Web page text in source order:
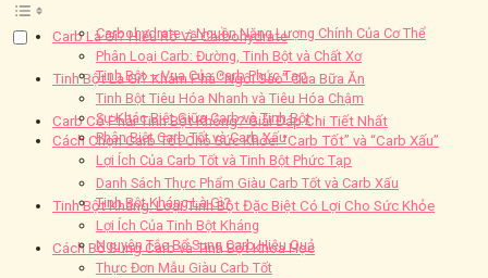
Carb Là Gì? Hiểu Rõ Về Carbohydrate
Carbohydrate – Nguồn Năng Lượng Chính Của Cơ Thể
Phân Loại Carb: Đường, Tinh Bột và Chất Xơ
Tinh Bột Là Gì? Khám Phá “Ngôi Sao” Của Bữa Ăn
Tinh Bột – Vua Của Carb Phức Tạp
Tinh Bột Tiêu Hóa Nhanh và Tiêu Hóa Chậm
Carb Có Phải Tinh Bột Không? Giải Đáp Chi Tiết Nhất
Sự Khác Biệt Giữa Carb và Tinh Bột
Cách Chọn Carb Tốt Cho Sức Khỏe: “Carb Tốt” và “Carb Xấu”
Phân Biệt Carb Tốt và Carb Xấu
Lợi Ích Của Carb Tốt và Tinh Bột Phức Tạp
Danh Sách Thực Phẩm Giàu Carb Tốt và Carb Xấu
Tinh Bột Kháng: Loại Tinh Bột Đặc Biệt Có Lợi Cho Sức Khỏe
Tinh Bột Kháng Là Gì?
Lợi Ích Của Tinh Bột Kháng
Cách Bổ Sung Carb và Tinh Bột Khoa Học
Nguyên Tắc Bổ Sung Carb Hiệu Quả
Thực Đơn Mẫu Giàu Carb Tốt